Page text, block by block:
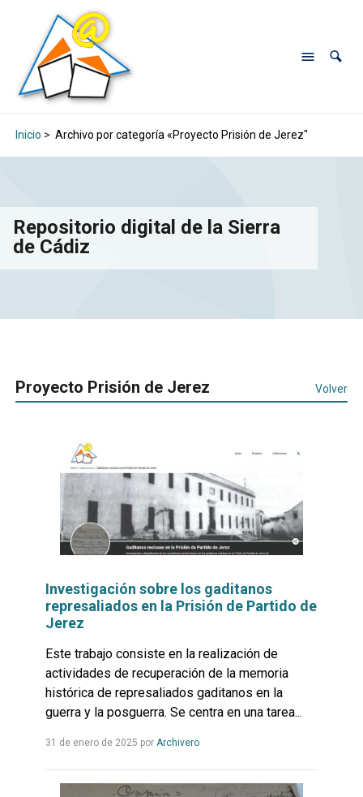
Inicio > Archivo por categoría «Proyecto Prisión de Jerez"
Repositorio digital de la Sierra
de Cádiz
Proyecto Prisión de Jerez Volver
Investigación sobre los gaditanos
represaliados en la Prisión de Partido de
Jerez
Este trabajo consiste en la realización de
actividades de recuperación de la memoria
histórica de represaliados gaditanos en la
guerra y la posguerra. Se centra en una tarea...
31 de enero de 2025 por ArchiveroLeer